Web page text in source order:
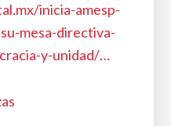
inicia-amesp-
mesa-directiva-
y-unidad/…